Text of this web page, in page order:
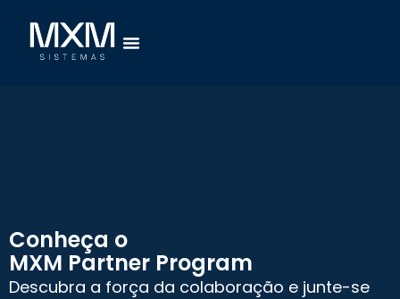
Conheça o
MXM Partner Program
Descubra a força da colaboração e junte-se